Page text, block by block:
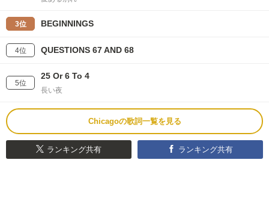
3位 BEGINNINGS
4位 QUESTIONS 67 AND 68
5位
25 Or 6 To 4
長い夜
Chicagoの歌詞一覧を見る
ランキング共有 ランキング共有